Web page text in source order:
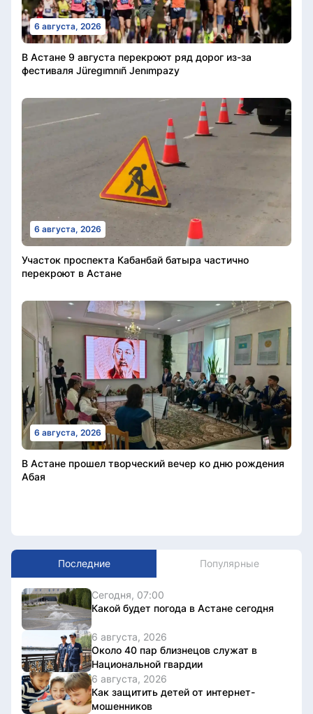
6 августа, 2026
В Астане 9 августа перекроют ряд дорог из-за
фестиваля Jüregımnıñ Jenımpazy
6 августа, 2026
Участок проспекта Кабанбай батыра частично
перекроют в Астане
6 августа, 2026
В Астане прошел творческий вечер ко дню рождения
Абая
Последние Популярные
Сегодня, 07:00
Какой будет погода в Астане сегодня
6 августа, 2026
Около 40 пар близнецов служат в
Национальной гвардии
6 августа, 2026
Как защитить детей от интернет-
мошенников